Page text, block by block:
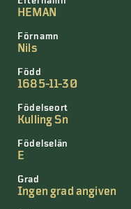
HEMAN
Förnamn
Nils
Född
1685-11-30
Födelseort
Kulling Sn
Födelselän
E
Grad
Ingen grad angiven